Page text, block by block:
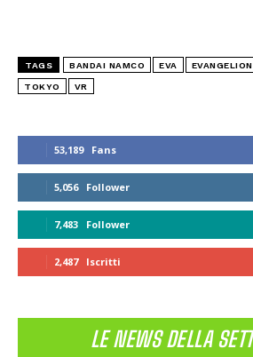
53,189 Fans
5,056 Follower
7,483 Follower
2,487 Iscritti
LE NEWS DELLA
TAGS BANDAI NAMCO EVA EVANGELION
TOKYO VR